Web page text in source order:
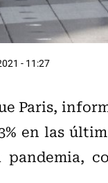
- 11:27
Paris,
en las